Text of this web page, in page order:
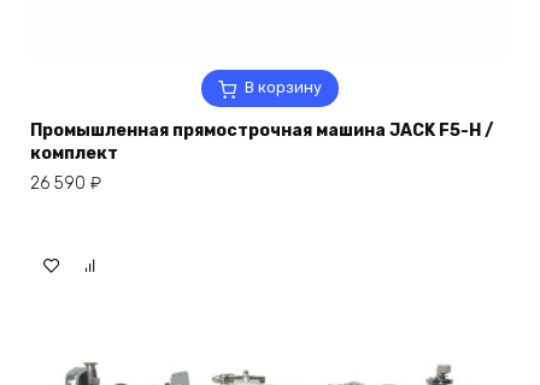
В корзину
Промышленная прямострочная машина JACK F5-H /
комплект
26 590 ₽